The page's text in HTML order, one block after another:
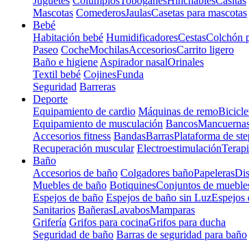
Mascotas ComederosJaulasCasetas para mascotas
Bebé
Habitación bebé HumidificadoresCestasColchón
Paseo CocheMochilasAccesoriosCarrito ligero
Baño e higiene Aspirador nasalOrinales
Textil bebé CojinesFunda
Seguridad Barreras
Deporte
Equipamiento de cardio Máquinas de remo
Equipamiento de musculación Bancos
Accesorios fitness BandasBarrasPlataforma de
Recuperación muscular Electroestimulación
Baño
Accesorios de baño Colgadores bañoPapeleras
Muebles de baño BotiquinesConjuntos de
Espejos de baño Espejos de baño sin LuzEspejos
Sanitarios BañerasLavabosMamparas
Grifería Grifos para cocinaGrifos para ducha
Seguridad de baño Barras de seguridad para baño